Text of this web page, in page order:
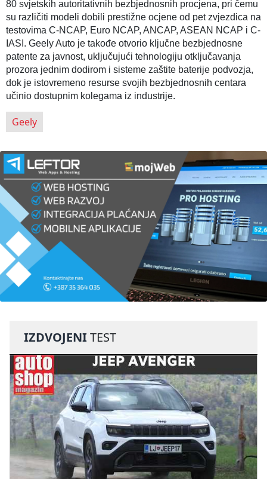
80 svjetskih autoritativnih bezbjednosnih procjena, pri čemu
su različiti modeli dobili prestižne ocjene od pet zvjezdica na
testovima C-NCAP, Euro NCAP, ANCAP, ASEAN NCAP i C-
IASI. Geely Auto je takođe otvorio ključne bezbjednosne
patente za javnost, uključujući tehnologiju otključavanja
prozora jednim dodirom i sisteme zaštite baterije podvozja,
dok je istovremeno resurse svojih bezbjednosnih centara
učinio dostupnim kolegama iz industrije.
Geely
IZDVOJENITEST